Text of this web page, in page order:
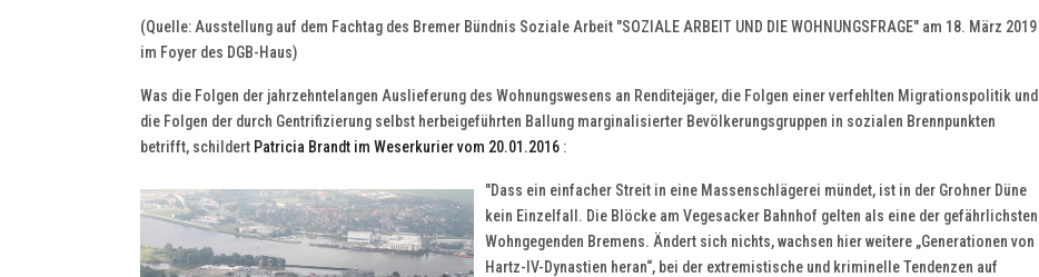
(Quelle: Ausstellung auf dem Fachtag des Bremer Bündnis Soziale Arbeit "SOZIALE ARBEIT UND DIE WOHNUNGSFRAGE" am 18. März 2019
im Foyer des DGB-Haus)
Was die Folgen der jahrzehntelangen Auslieferung des Wohnungswesens an Renditejäger, die Folgen einer verfehlten Migrationspolitik und
die Folgen der durch Gentrifizierung selbst herbeigeführten Ballung marginalisierter Bevölkerungsgruppen in sozialen Brennpunkten
betrifft, schildert Patricia Brandt im Weserkurier vom 20.01.2016 :
"Dass ein einfacher Streit in eine Massenschlägerei mündet, ist in der Grohner Düne
kein Einzelfall. Die Blöcke am Vegesacker Bahnhof gelten als eine der gefährlichsten
Wohngegenden Bremens. Ändert sich nichts, wachsen hier weitere „Generationen von
Hartz-IV-Dynastien heran“, bei der extremistische und kriminelle Tendenzen auf